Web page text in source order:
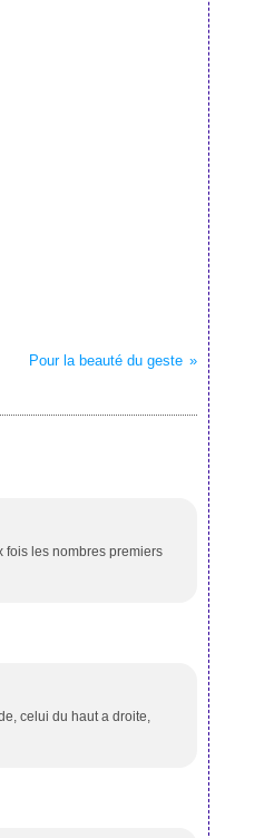
Pour la beauté du geste
fois les nombres premiers
celui du haut a droite,